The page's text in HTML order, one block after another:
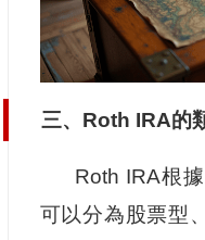
三、Roth IRA的
Roth IRA根
可以分為股票型